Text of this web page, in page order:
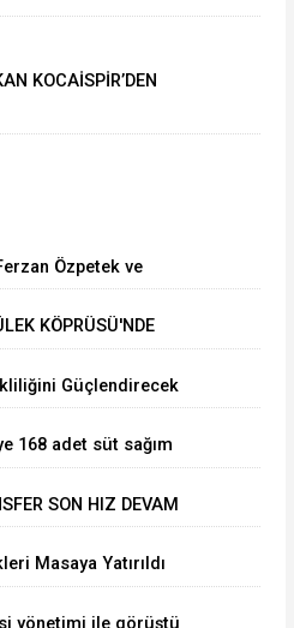
KOCAİSPİR’DEN
Özpetek ve
KÖPRÜSÜ'NDE
Güçlendirecek
168 adet süt sağım
SON HIZ DEVAM
Masaya Yatırıldı
yönetimi ile görüştü